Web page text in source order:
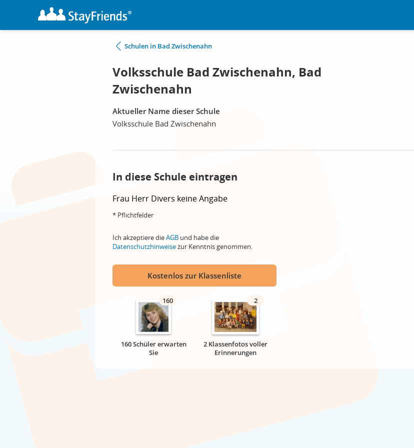
Schulen in Bad Zwischenahn
Volksschule Bad Zwischenahn, Bad
Zwischenahn
Aktueller Name dieser Schule
Volksschule Bad Zwischenahn
In diese Schule eintragen
Frau Herr Divers keine Angabe
* Pflichtfelder
Ich akzeptiere dieAGB und habe die
Datenschutzhinweisezur Kenntnis genommen.
Kostenlos zur Klassenliste
160
160 Schüler erwarten
Sie
2
2 Klassenfotos voller
Erinnerungen